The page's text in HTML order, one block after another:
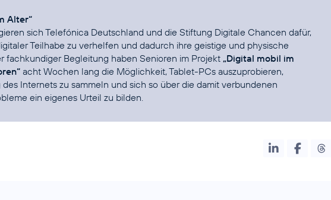
Alter“
sich Telefónica Deutschland und die Stiftung Digitale Chancen dafür,
Teilhabe zu verhelfen und dadurch ihre geistige und physische
fachkundiger Begleitung haben Senioren im Projekt „Digital mobil im
acht Wochen lang die Möglichkeit, Tablet-PCs auszuprobieren,
Internets zu sammeln und sich so über die damit verbundenen
ein eigenes Urteil zu bilden.